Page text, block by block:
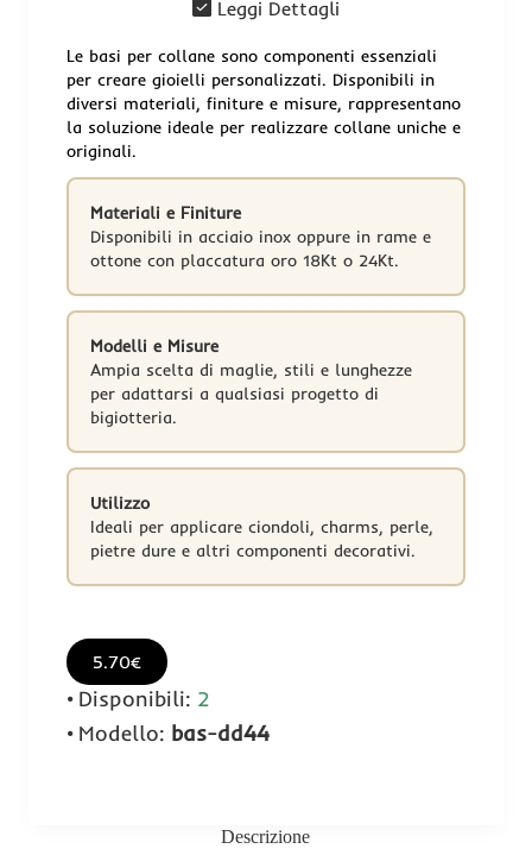
Leggi Dettagli
Le basi per collane sono componenti essenziali
per creare gioielli personalizzati. Disponibili in
diversi materiali, finiture e misure, rappresentano
la soluzione ideale per realizzare collane uniche e
originali.
Materiali e Finiture
Disponibili in acciaio inox oppure in rame e
ottone con placcatura oro 18Kt o 24Kt.
Modelli e Misure
Ampia scelta di maglie, stili e lunghezze
per adattarsi a qualsiasi progetto di
bigiotteria.
Utilizzo
Ideali per applicare ciondoli, charms, perle,
pietre dure e altri componenti decorativi.
5.70€
Disponibili: 2
Modello: bas-dd44
Descrizione